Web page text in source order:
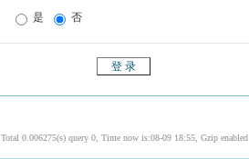
是 否
Total 0.006275(s) query 0, Time now is:08-09 18:55, Gzip enabled